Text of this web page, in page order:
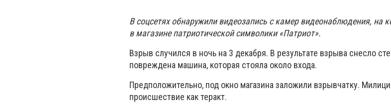
В соцсетях обнаружили видеозапись с камер видеонаблюдения, на
в магазине патриотической символики «Патриот».
Взрыв случился в ночь на 3 декабря. В результате взрыва снесло
повреждена машина, которая стояла около входа.
Предположительно, под окно магазина заложили взрывчатку.
происшествие как теракт.